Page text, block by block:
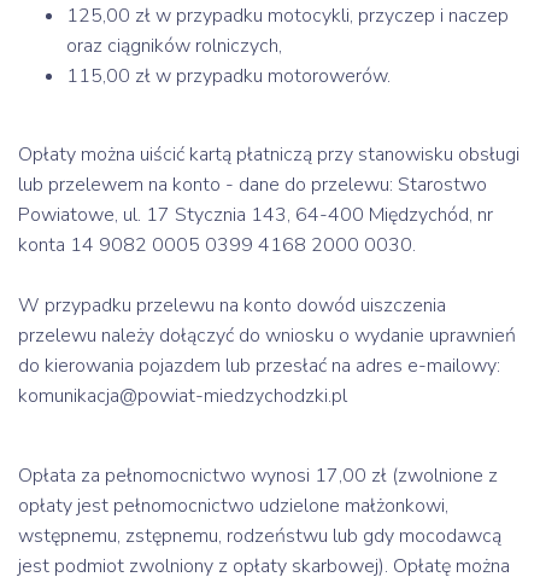
125,00 zł w przypadku motocykli, przyczep i naczep
oraz ciągników rolniczych,
115,00 zł w przypadku motorowerów.
Opłaty można uiścić kartą płatniczą przy stanowisku obsługi
lub przelewem na konto - dane do przelewu: Starostwo
Powiatowe, ul. 17 Stycznia 143, 64-400 Międzychód, nr
konta 14 9082 0005 0399 4168 2000 0030.
W przypadku przelewu na konto dowód uiszczenia
przelewu należy dołączyć do wniosku o wydanie uprawnień
do kierowania pojazdem lub przesłać na adres e-mailowy:
komunikacja@powiat-miedzychodzki.pl
Opłata za pełnomocnictwo wynosi 17,00 zł (zwolnione z
opłaty jest pełnomocnictwo udzielone małżonkowi,
wstępnemu, zstępnemu, rodzeństwu lub gdy mocodawcą
jest podmiot zwolniony z opłaty skarbowej). Opłatę można